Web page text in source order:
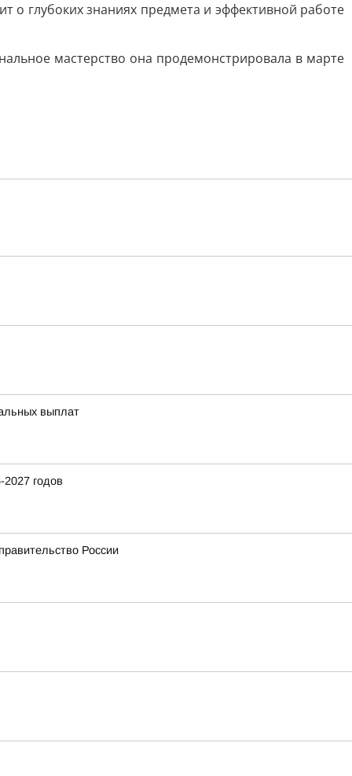
о глубоких знаниях предмета и эффективной работе
мастерство она продемонстрировала в марте
выплат
годов
России